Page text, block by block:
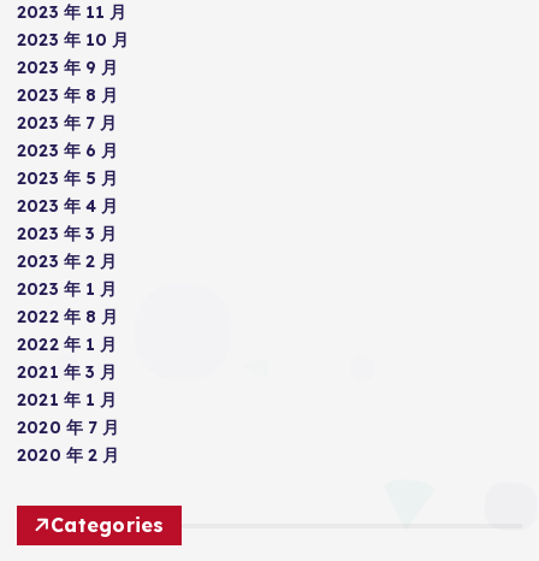
2023 年 11 月
2023 年 10 月
2023 年 9 月
2023 年 8 月
2023 年 7 月
2023 年 6 月
2023 年 5 月
2023 年 4 月
2023 年 3 月
2023 年 2 月
2023 年 1 月
2022 年 8 月
2022 年 1 月
2021 年 3 月
2021 年 1 月
2020 年 7 月
2020 年 2 月
Categories